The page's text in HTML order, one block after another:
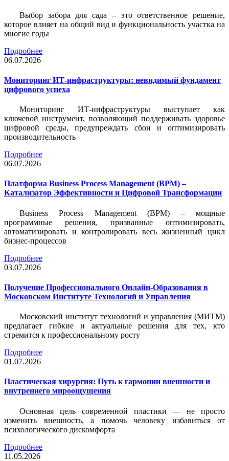
Выбор забора для сада – это ответственное решение,
которое влияет на общий вид и функциональность участка на
многие годы
Подробнее
06.07.2026
Мониторинг ИТ-инфраструктуры: невидимый фундамент
цифрового успеха
Мониторинг ИТ-инфраструктуры выступает как
ключевой инструмент, позволяющий поддерживать здоровье
цифровой среды, предупреждать сбои и оптимизировать
производительность
Подробнее
06.07.2026
Платформа Business Process Management (BPM) –
Катализатор Эффективности и Цифровой Трансформации
Business Process Management (BPM) – мощные
программные решения, призванные оптимизировать,
автоматизировать и контролировать весь жизненный цикл
бизнес-процессов
Подробнее
03.07.2026
Получение Профессионального Онлайн-Образования в
Московском Институте Технологий и Управления
Московский институт технологий и управления (МИТМ)
предлагает гибкие и актуальные решения для тех, кто
стремится к профессиональному росту
Подробнее
01.07.2026
Пластическая хирургия: Путь к гармонии внешности и
внутреннего мироощущения
Основная цель современной пластики — не просто
изменить внешность, а помочь человеку избавиться от
психологического дискомфорта
Подробнее
11.05.2026